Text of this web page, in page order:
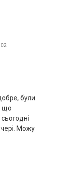
були
що
Можу